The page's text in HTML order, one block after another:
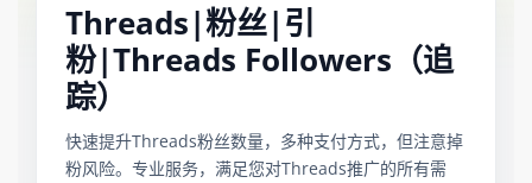
Threads|粉丝|引
粉|Threads Followers（追
踪）
快速提升Threads粉丝数量，多种支付方式，但注意掉
粉风险。专业服务，满足您对Threads推广的所有需